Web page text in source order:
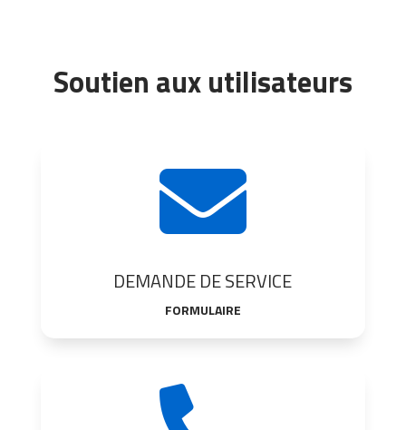
Soutien aux utilisateurs

DEMANDE DE SERVICE
FORMULAIRE